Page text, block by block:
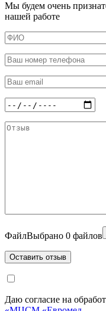
Мы будем очень
нашей работе
ФайлВыбрано 0 файлов
Даю согласие на